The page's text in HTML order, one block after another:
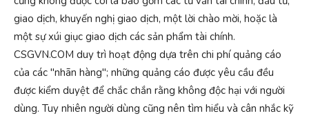
giao dịch, khuyến nghị giao dịch, một lời chào mời, hoặc là
một sự xúi giục giao dịch các sản phẩm tài chính.
CSGVN.COM duy trì hoạt động dựa trên chi phí quảng cáo
của các "nhãn hàng"; những quảng cáo được yêu cầu đều
được kiểm duyệt để chắc chắn rằng không độc hại với người
dùng. Tuy nhiên người dùng cũng nên tìm hiểu và cân nhắc kỹ